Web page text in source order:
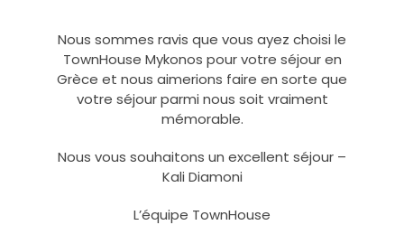
Nous sommes ravis que vous ayez choisi le
TownHouse Mykonos pour votre séjour en
Grèce et nous aimerions faire en sorte que
votre séjour parmi nous soit vraiment
mémorable.
Nous vous souhaitons un excellent séjour –
Kali Diamoni
L’équipe TownHouse